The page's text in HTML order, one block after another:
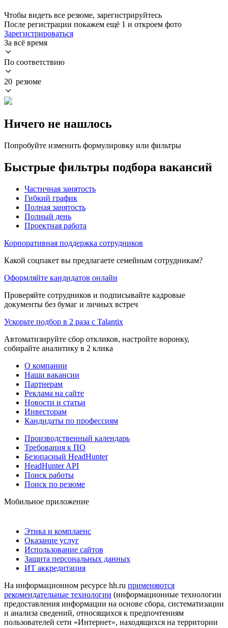
Чтобы видеть все резюме, зарегистрируйтесь
После регистрации покажем ещё 1 и откроем фото
Зарегистрироваться
За всё время
По соответствию
20 резюме
Ничего не нашлось
Попробуйте изменить формулировку или фильтры
Быстрые фильтры подбора вакансий
Частичная занятость
Гибкий график
Полная занятость
Полный день
Проектная работа
Корпоративная поддержка сотрудников
Какой соцпакет вы предлагаете семейным сотрудникам?
Оформляйте кандидатов онлайн
Проверяйте сотрудников и подписывайте кадровые
документы без бумаг и личных встреч
Ускорьте подбор в 2 раза с Talantix
Автоматизируйте сбор откликов, настройте воронку,
собирайте аналитику в 2 клика
О компании
Наши вакансии
Партнерам
Реклама на сайте
Новости и статьи
Инвесторам
Кандидаты по профессиям
Производственный календарь
Требования к ПО
Безопасный HeadHunter
HeadHunter API
Поиск работы
Поиск по резюме
Мобильное приложение
Этика и комплаенс
Оказание услуг
Использование сайтов
Защита персональных данных
ИТ аккредитация
На информационном ресурсе hh.ru применяются
рекомендательные технологии (информационные технологии
предоставления информации на основе сбора, систематизации
и анализа сведений, относящихся к предпочтениям
пользователей сети «Интернет», находящихся на территории